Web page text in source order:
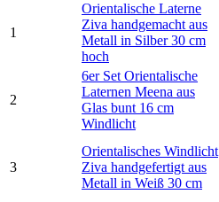
1
Orientalische Laterne
Ziva handgemacht aus
Metall in Silber 30 cm
hoch
2
6er Set Orientalische
Laternen Meena aus
Glas bunt 16 cm
Windlicht
3
Orientalisches Windlicht
Ziva handgefertigt aus
Metall in Weiß 30 cm